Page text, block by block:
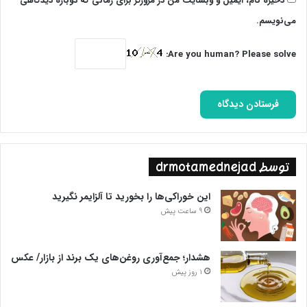
می‌نویسم.
Are you human? Please solve:
توسط drmotamednejad
این خوراکی‌ها را بخورید تا آلزایمر نگیرید
9 ساعت پیش
هشدار؛ جمع‌آوری روغن‌های یک برند از بازار/ عکس
1 روز پیش